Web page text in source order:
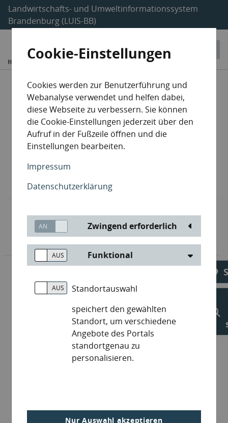
Landwirtschafts- und Umweltinformationssystem
Brandenburg (LUIS-BB)
Entsorgungsanlagen
Sammler / Beförderer
Havarieentsorger
Lehrgangsträger
Cookie-Einstellungen
Cookies werden zur Benutzerführung und
Webanalyse verwendet und helfen dabei,
diese Webseite zu verbessern. Sie können
die Cookie-Einstellungen jederzeit über den
Aufruf in der Fußzeile öffnen und die
Einstellungen bearbeiten.
Impressum
Datenschutzerklärung
Zwingend erforderlich
Funktional
Standortauswahl
speichert den gewählten
Standort, um verschiedene
Angebote des Portals
standortgenau zu
personalisieren.
Nur Auswahl akzeptieren